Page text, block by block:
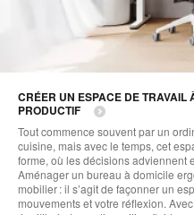
CRÉER UN ESPACE DE TRAVAIL
PRODUCTIF
Tout commence souvent par un
cuisine, mais avec le temps, cet
forme, où les décisions adviennent
Aménager un bureau à domicile
mobilier : il s’agit de façonner un
mouvements et votre réflexion.